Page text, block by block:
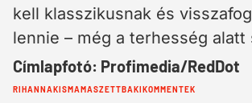
kell klasszikusnak és
lennie – még a terhesség alatt
Címlapfotó: Profimedia/RedDot
Cimkék:
RIHANNAKISMAMASZETTBAKIKOMMENTEK